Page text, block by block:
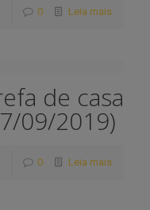
0 Leia mais
de casa
09/2019)
0 Leia mais